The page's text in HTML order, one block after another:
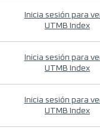
Inicia sesión para
UTMB Index
Inicia sesión para
UTMB Index
Inicia sesión para
UTMB Index